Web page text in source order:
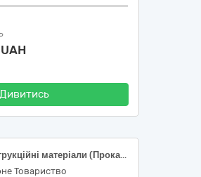
Дивитись
44110000-4 Конструкційні матеріали (Прокат фасонний)
Товариство